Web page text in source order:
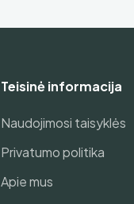
Teisinė informacija
Naudojimosi taisyklės
Privatumo politika
Apie mus